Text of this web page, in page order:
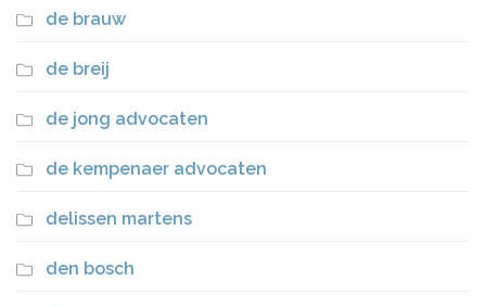
de brauw
de breij
de jong advocaten
de kempenaer advocaten
delissen martens
den bosch